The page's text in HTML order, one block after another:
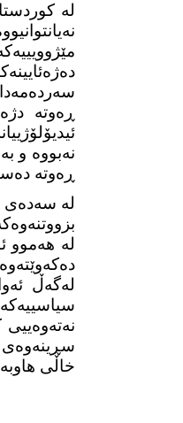
لە
ڕەوتە
نەبووە و
ڕەوتە
لە هەموو
لەگەڵ
سڕینەوەی
خاڵی